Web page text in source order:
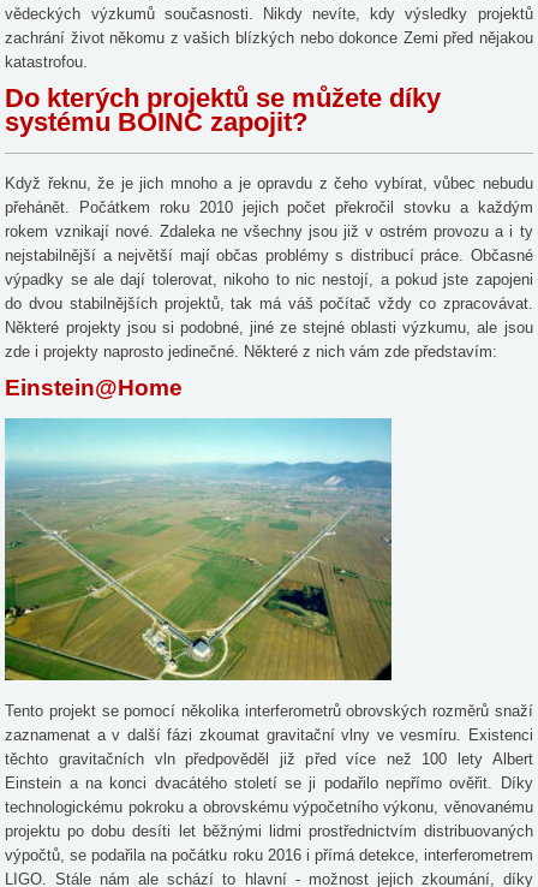
vědeckých výzkumů současnosti. Nikdy nevíte, kdy výsledky projektů
zachrání život někomu z vašich blízkých nebo dokonce Zemi před nějakou
katastrofou.
Do kterých projektů se můžete díky
systému BOINC zapojit?
Když řeknu, že je jich mnoho a je opravdu z čeho vybírat, vůbec nebudu
přehánět. Počátkem roku 2010 jejich počet překročil stovku a každým
rokem vznikají nové. Zdaleka ne všechny jsou již v ostrém provozu a i ty
nejstabilnější a největší mají občas problémy s distribucí práce. Občasné
výpadky se ale dají tolerovat, nikoho to nic nestojí, a pokud jste zapojeni
do dvou stabilnějších projektů, tak má váš počítač vždy co zpracovávat.
Některé projekty jsou si podobné, jiné ze stejné oblasti výzkumu, ale jsou
zde i projekty naprosto jedinečné. Některé z nich vám zde představím:
Einstein@Home
Tento projekt se pomocí několika interferometrů obrovských rozměrů snaží
zaznamenat a v další fázi zkoumat gravitační vlny ve vesmíru. Existenci
těchto gravitačních vln předpověděl již před více než 100 lety Albert
Einstein a na konci dvacátého století se ji podařilo nepřímo ověřit. Díky
technologickému pokroku a obrovskému výpočetního výkonu, věnovanému
projektu po dobu desíti let běžnými lidmi prostřednictvím distribuovaných
výpočtů, se podařila na počátku roku 2016 i přímá detekce, interferometrem
LIGO. Stále nám ale schází to hlavní - možnost jejich zkoumání, díky